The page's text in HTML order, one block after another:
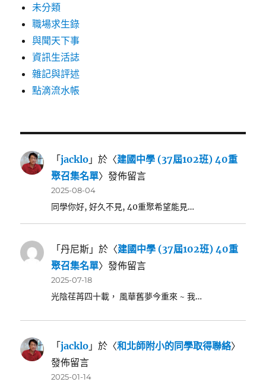
未分類
職場求生錄
與聞天下事
資訊生活誌
雜記與評述
點滴流水帳
「jacklo 」於〈建國中學 (37屆102班) 40重
聚召集名單〉發佈留言
2025-08-04
同學你好, 好久不見, 40重聚希望能見…
「丹尼斯 」於〈建國中學 (37屆102班) 40重
聚召集名單〉發佈留言
2025-07-18
光陰荏苒四十載， 風華舊夢今重來 ~ 我…
「jacklo 」於〈和北師附小的同學取得聯絡〉
發佈留言
2025-01-14